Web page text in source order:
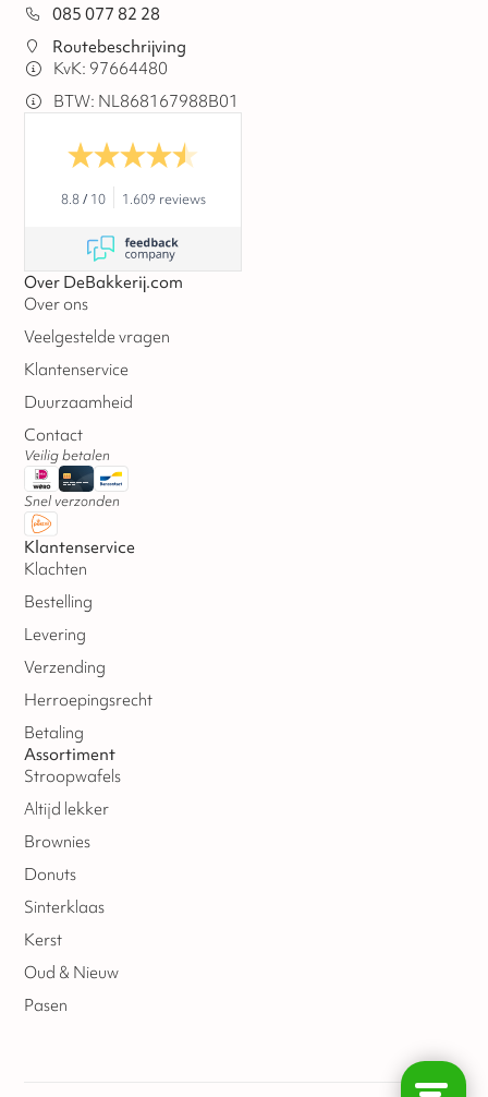
085 077 82 28
Routebeschrijving
KvK: 97664480
BTW: NL868167988B01
8.8/ 10 1.609 reviews
Over DeBakkerij.com
Over ons
Veelgestelde vragen
Klantenservice
Duurzaamheid
Contact
Veilig betalen
Snel verzonden
Klantenservice
Klachten
Bestelling
Levering
Verzending
Herroepingsrecht
Betaling
Assortiment
Stroopwafels
Altijd lekker
Brownies
Donuts
Sinterklaas
Kerst
Oud & Nieuw
Pasen